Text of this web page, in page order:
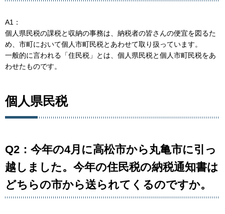
A1：
個人県民税の課税と収納の事務は、納税者の皆さんの便宜を図るた
め、市町において個人市町民税とあわせて取り扱っています。
一般的に言われる「住民税」とは、個人県民税と個人市町民税をあ
わせたものです。
個人県民税
Q2：今年の4月に高松市から丸亀市に引っ
越しました。今年の住民税の納税通知書は
どちらの市から送られてくるのですか。